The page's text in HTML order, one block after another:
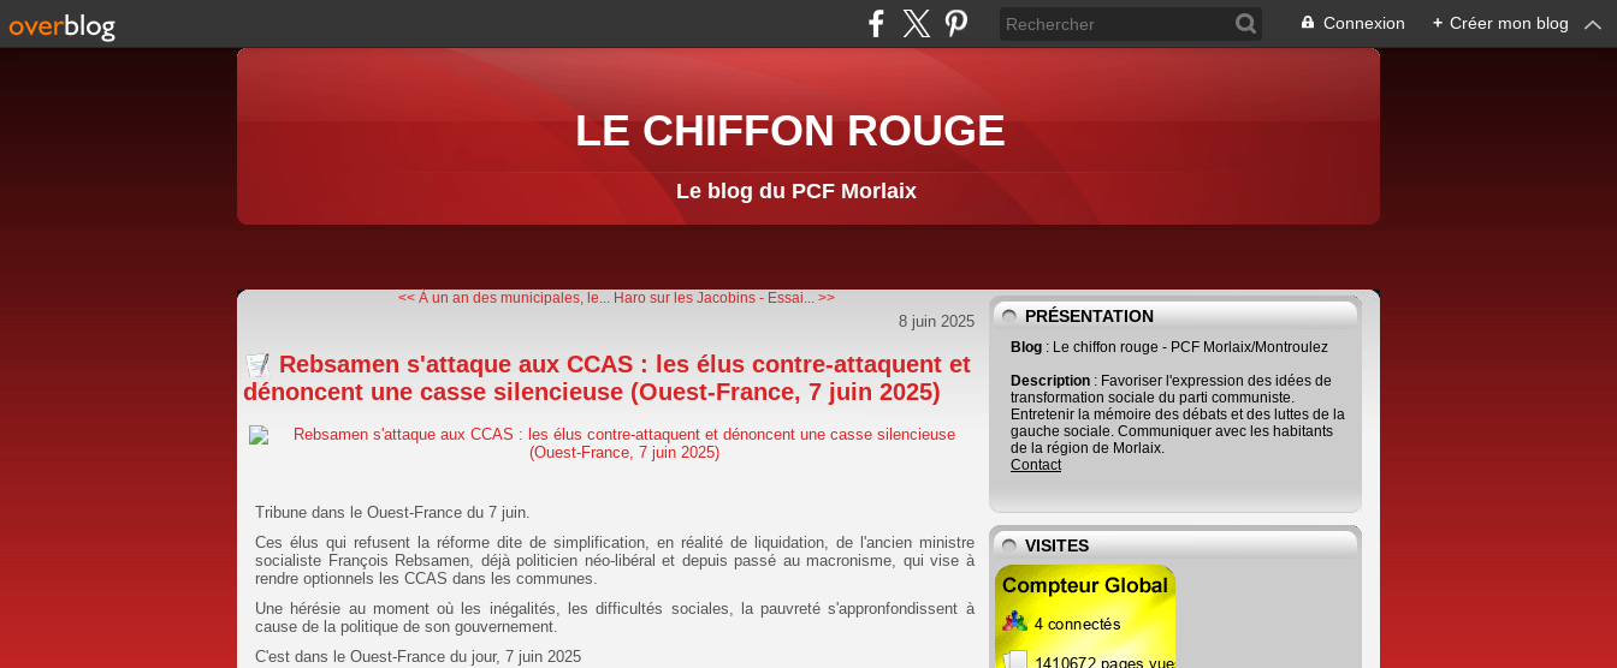
Connexion + Créer mon blog
LE CHIFFON ROUGE
Le blog du PCF Morlaix
<< À un an des municipales, le... Haro sur les Jacobins - Essai... >>
8 juin 2025
Rebsamen s'attaque aux CCAS : les élus contre-attaquent et
dénoncent une casse silencieuse (Ouest-France, 7 juin 2025)
Tribune dans le Ouest-France du 7 juin.
Ces élus qui refusent la réforme dite de simplification, en réalité de liquidation, de l'ancien ministre
socialiste François Rebsamen, déjà politicien néo-libéral et depuis passé au macronisme, qui vise à
rendre optionnels les CCAS dans les communes.
Une hérésie au moment où les inégalités, les difficultés sociales, la pauvreté s'appronfondissent à
cause de la politique de son gouvernement.
C'est dans le Ouest-France du jour, 7 juin 2025
PRÉSENTATION
Blog : Le chiffon rouge - PCF Morlaix/Montroulez
Description : Favoriser l'expression des idées de
transformation sociale du parti communiste.
Entretenir la mémoire des débats et des luttes de la
gauche sociale. Communiquer avec les habitants
de la région de Morlaix.
Contact
VISITES